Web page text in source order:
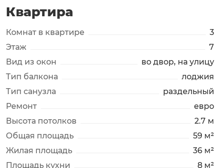
Квартира
Комнат в квартире
3
Этаж
7
Вид из окон
во двор, на улицу
Тип балкона
лоджия
Тип санузла
раздельный
Ремонт
евро
Высота потолков
2.7 м
Общая площадь
59 м²
Жилая площадь
36 м²
Площадь кухни
8 м²